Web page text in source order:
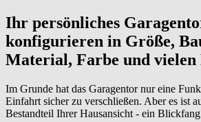
Ihr persönliches
konfigurieren in Größe,
Material, Farbe und vielen
Im Grunde hat das Garagentor nur eine
Einfahrt sicher zu verschließen. Aber es ist
Bestandteil Ihrer Hausansicht - ein